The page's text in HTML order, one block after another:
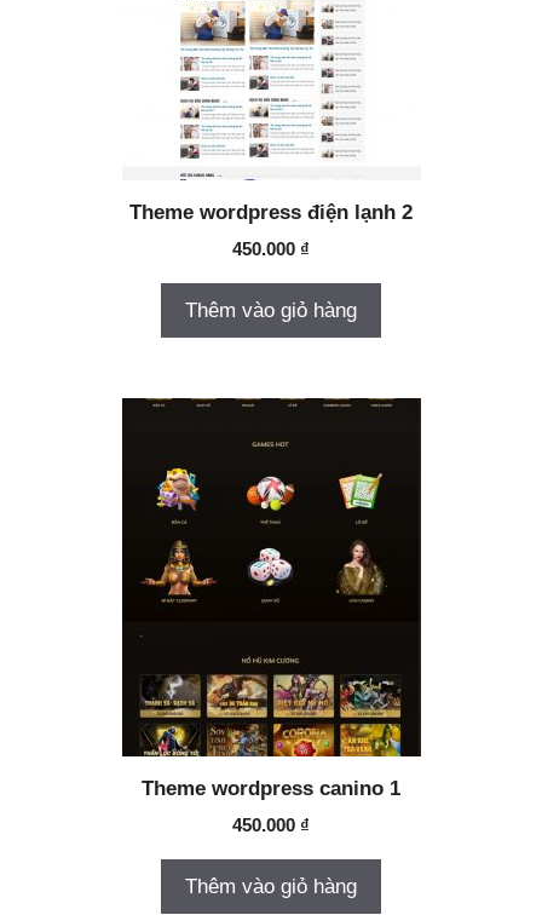
Theme wordpress điện lạnh 2
450.000 ₫
Thêm vào giỏ hàng
Theme wordpress canino 1
450.000 ₫
Thêm vào giỏ hàng